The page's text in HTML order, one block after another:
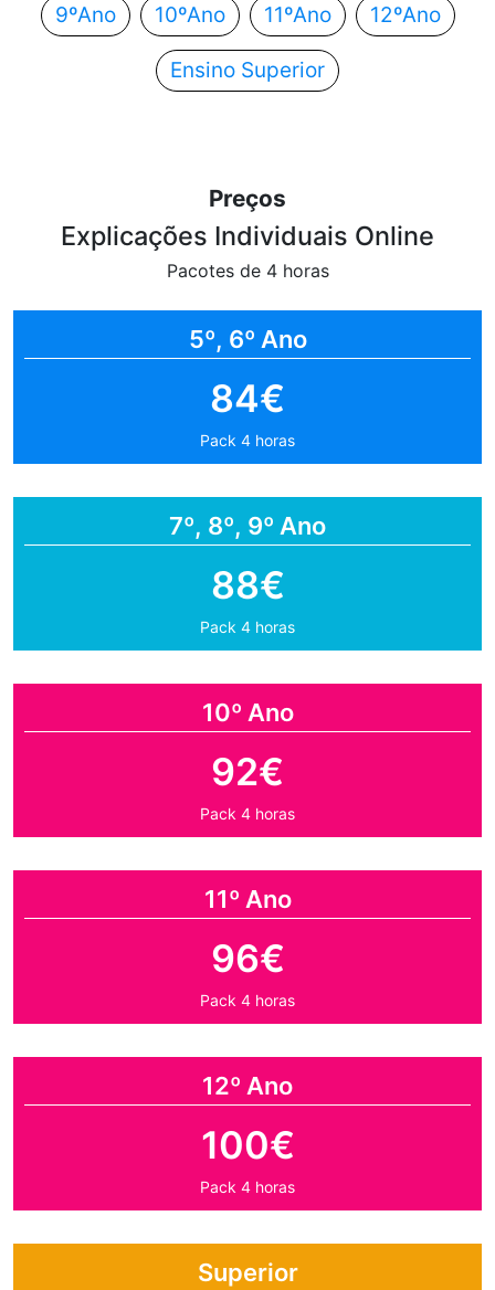
9ºAno 10ºAno 11ºAno 12ºAno
Ensino Superior
Preços
Explicações Individuais Online
Pacotes de 4 horas
5º, 6º Ano
84€
Pack 4 horas
7º, 8º, 9º Ano
88€
Pack 4 horas
10º Ano
92€
Pack 4 horas
11º Ano
96€
Pack 4 horas
12º Ano
100€
Pack 4 horas
Superior